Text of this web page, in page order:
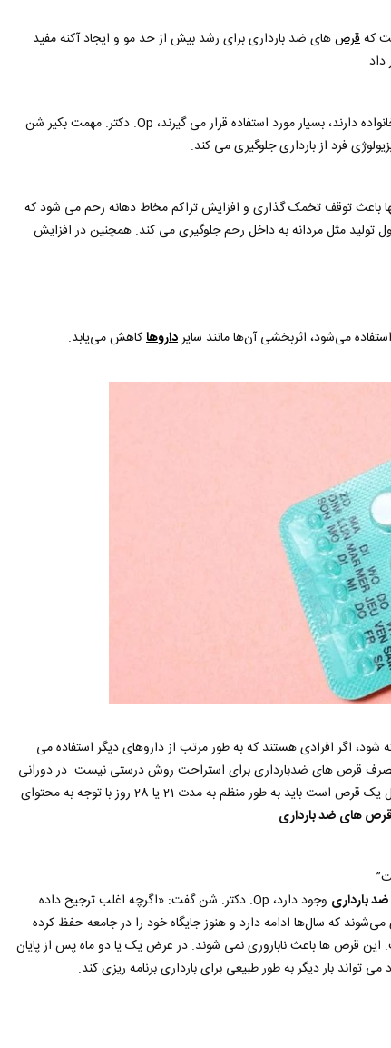
قرصهای ضد بارداری برای رشد بیش از حد مو و ایجاد آکنه مفید
با بیان اینکه قرص های ضدبارداری که نقش زیادی در تنظیم خانواده دارند، بسیار مورد استفاده قرار می گیرند، Op. دکتر. مهمت بکیر شن
فرد از بارداری جلوگیری می کند.
باعث توقف تخمک گذاری و افزایش تراکم مخاط دهانه رحم می شود که
تولید مثل مردانه به داخل رحم جلوگیری می کند. همچنین در افزایش
می‌شود، اثربخشی آن‌ها مانند سایرداروهاکاهش می‌یابد.
اگر افرادی هستند که به طور مرتب از داروهای دیگر استفاده می
مصرف قرص های ضدبارداری برای استراحت روش درستی نیست. در دورانی
که بارداری مطلوب نیست مصرف شود و این قرص ها که شامل یک قرص است باید به طور منظم به مدت 21 یا 28 روز با توجه به محتوای
قرص های ضد بارداری
بارداری
وجود دارد، Op. دکتر. شن گفت: «اگرچه اغلب ترجیح داده
که سال‌ها ادامه دارد و هنوز جایگاه خود را در جامعه حفظ کرده
قرص ها باعث ناباروری نمی شوند. در عرض یک یا دو ماه پس از پایان
تواند بار دیگر به طور طبیعی برای بارداری برنامه ریزی کند.